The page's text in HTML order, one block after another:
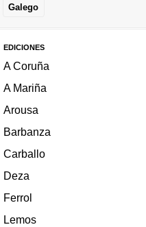
Galego
EDICIONES
A Coruña
A Mariña
Arousa
Barbanza
Carballo
Deza
Ferrol
Lemos